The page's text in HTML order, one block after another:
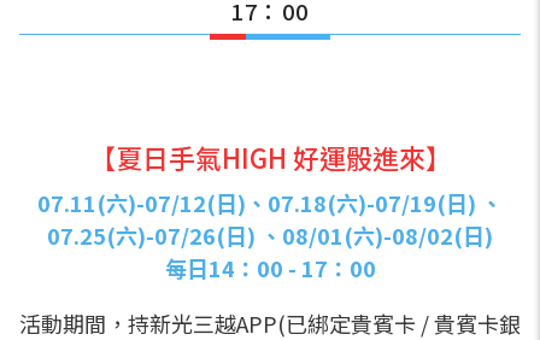
17：00
【夏日手氣HIGH 好運骰進來】
07.11(六)-07/12(日)、07.18(六)-07/19(日) 、
07.25(六)-07/26(日) 、08/01(六)-08/02(日)
每日14：00 - 17：00
活動期間，持新光三越APP(已綁定貴賓卡 / 貴賓卡銀